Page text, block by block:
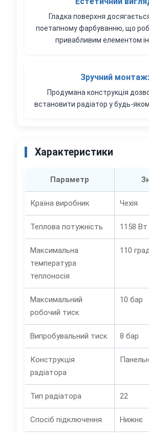
Гладка поверхня
поетапному фарбуванню, що
привабливим елементом
Зручний монтаж:
Продумана конструкція
встановити радіатор у будь-
Характеристики
Параметр
Країна виробник Чехія
Теплова потужність 1158 Вт
Максимальна
температура
теплоносія
110
Максимальний
робочий тиск
10 бар
Випробувальний тиск 8 бар
Конструкція
радіатора
Тип радіатора 22
Спосіб підключення Нижнє